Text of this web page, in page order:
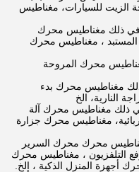
الزيت للسيارات، مغناطيس
في ذلك مغناطيس محرك
المستبد ، مغناطيس محرك
محرك المروحة
مغناطيس محرك بدء
النارية، الخ
ذلك مغناطيس محرك آلة
مغناطيس محرك جزارة
محرك محرك السرير
التلفزيون ، مغناطيس محرك
المنزل الذكية ، إلخ.